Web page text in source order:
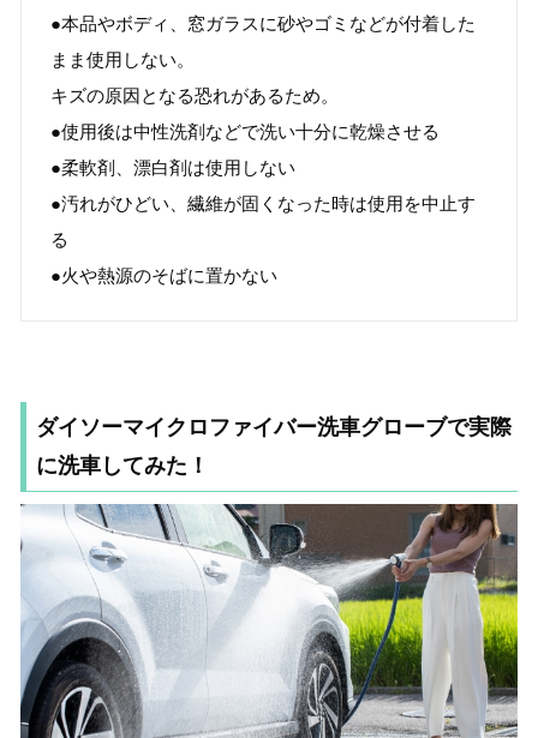
●本品やボディ、窓ガラスに砂やゴミなどが付着した
まま使用しない。
キズの原因となる恐れがあるため。
●使用後は中性洗剤などで洗い十分に乾燥させる
●柔軟剤、漂白剤は使用しない
●汚れがひどい、繊維が固くなった時は使用を中止す
る
●火や熱源のそばに置かない
ダイソーマイクロファイバー洗車グローブで実際
に洗車してみた！